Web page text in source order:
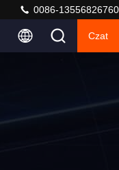
0086-13556826760
Czat